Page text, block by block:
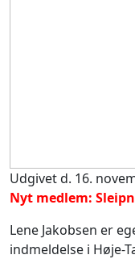
Udgivet d. 16.
Nyt medlem:
Lene Jakobsen er
indmeldelse i Høje-